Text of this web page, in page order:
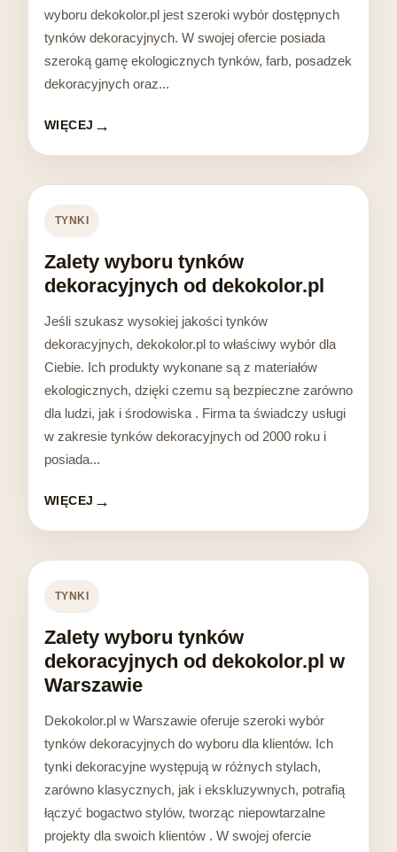
wyboru dekokolor.pl jest szeroki wybór dostępnych
tynków dekoracyjnych. W swojej ofercie posiada
szeroką gamę ekologicznych tynków, farb, posadzek
dekoracyjnych oraz...
WIĘCEJ
TYNKI
Zalety wyboru tynków
dekoracyjnych od dekokolor.pl
Jeśli szukasz wysokiej jakości tynków
dekoracyjnych, dekokolor.pl to właściwy wybór dla
Ciebie. Ich produkty wykonane są z materiałów
ekologicznych, dzięki czemu są bezpieczne zarówno
dla ludzi, jak i środowiska . Firma ta świadczy usługi
w zakresie tynków dekoracyjnych od 2000 roku i
posiada...
WIĘCEJ
TYNKI
Zalety wyboru tynków
dekoracyjnych od dekokolor.pl w
Warszawie
Dekokolor.pl w Warszawie oferuje szeroki wybór
tynków dekoracyjnych do wyboru dla klientów. Ich
tynki dekoracyjne występują w różnych stylach,
zarówno klasycznych, jak i ekskluzywnych, potrafią
łączyć bogactwo stylów, tworząc niepowtarzalne
projekty dla swoich klientów . W swojej ofercie